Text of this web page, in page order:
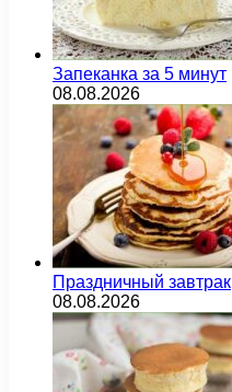
Запеканка за 5 минут
08.08.2026
Праздничный завтрак
08.08.2026